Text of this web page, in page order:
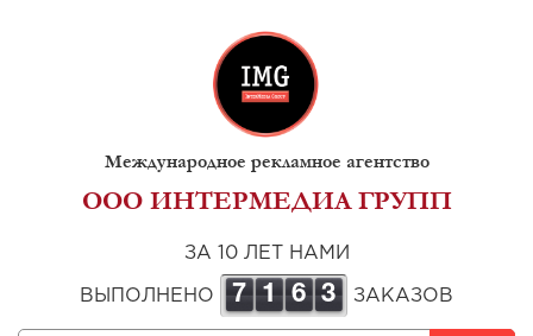
Международное рекламное агентство
ООО ИНТЕРМЕДИА ГРУПП
ЗА 10 ЛЕТ НАМИ
ВЫПОЛНЕНО 7 1 6 3 ЗАКАЗОВ